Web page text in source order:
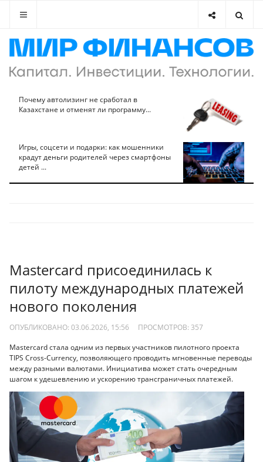
Почему автолизинг не сработал в
Казахстане и отменят ли программу...
Игры, соцсети и подарки: как мошенники
крадут деньги родителей через смартфоны
детей ...
Mastercard присоединилась к
пилоту международных платежей
нового поколения
ОПУБЛИКОВАНО: 03.06.2026, 15:56 ПРОСМОТРОВ: 357
Mastercard стала одним из первых участников пилотного проекта
TIPS Cross-Currency, позволяющего проводить мгновенные переводы
между разными валютами. Инициатива может стать очередным
шагом к удешевлению и ускорению трансграничных платежей.